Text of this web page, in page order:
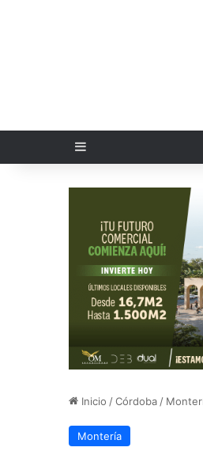
Sidebar
Inicio /Córdoba /
Montería